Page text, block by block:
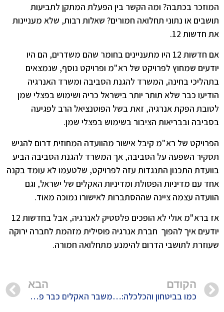
המוזכר בכתבה? ומה הקשר בין הפעלת המתקן לתביעות
תושבים או נתוני תחלואה חמורים? שאלות רבות, שלא מעניינות
את חדשות 12.
אם חדשות 12 היו מתעניינים בחומר שהם משדרים, הם היו
יודעים שמחוץ לפרויקט של רא"מ ופרויקט נוסף, שנמצאים
בתהליכי בחינה, המשרד להגנת הסביבה ומשרד האנרגיה
הודיעו כבר שלא תותר יותר בישראל כריה ושימוש בפצלי שמן
לטובת הפקת אנרגיה, זאת בשל הפוטנציאל הרב לפגיעה
בסביבה ובבריאות הציבור בשימוש בפצלי שמן.
הפרויקט של רא"מ קיבל אישור מהוועדה המחוזית דרום להגיש
תסקיר השפעה על הסביבה, אך המשרד להגנת הסביבה הביע
בוועדת התכנון התנגדות עזה לפרויקט, שלטעמו לא עומד בקנה
אחד עם מדיניות הפסולת ומדיניות האקלים של ישראל, וגם
הוועדה עצמה ציינה שההסתברות לאישורו נמוכה מאוד.
אז ברא"מ אולי לא הופכים פלסטיק לאנרגיה, אבל בחדשות 12
יודעים איך להפוך חברת אנרגיה פוסילית מזהמת לחברה ירוקה
שעוזרת לתושבי הדרום להימנע מתחלואה חמורה.
הקודם
כמו בביטחון והכלכלה: יש להקים מועצת אקלים לאומית
הבא
משבר האקלים כבר פוגע בנו הרבה יותר ממה שאנחנו מבינים